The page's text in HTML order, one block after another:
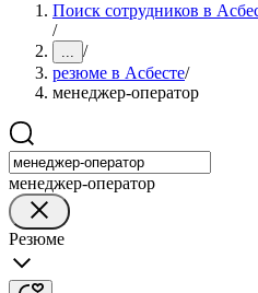
Поиск сотрудников в
/
... /
резюме в Асбесте/
менеджер-оператор
менеджер-оператор
Резюме